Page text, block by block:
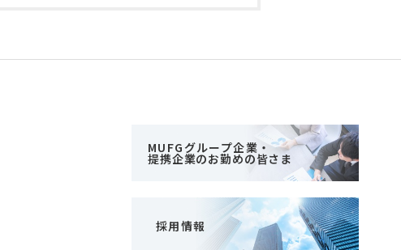
MUFGグループ企業・
提携企業のお勤めの皆さま
採用情報